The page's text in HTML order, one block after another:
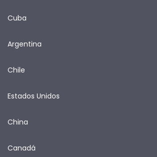
Cuba
Argentina
Chile
Estados Unidos
China
Canadá